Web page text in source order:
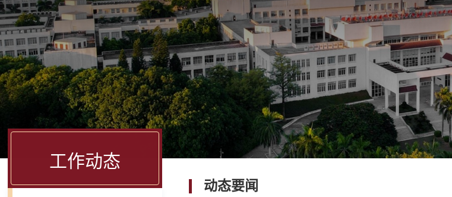
工作动态
动态要闻